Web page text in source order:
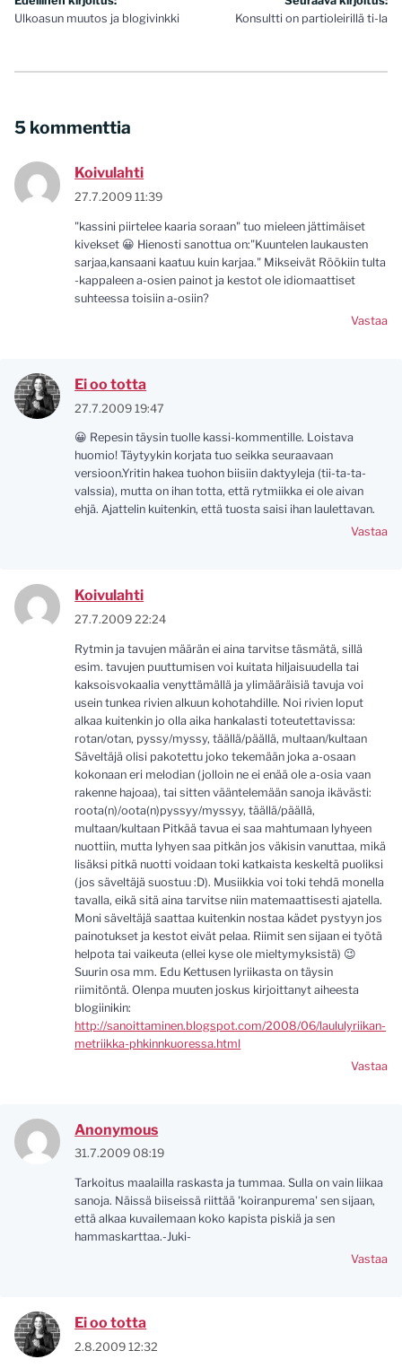
selaus
Ulkoasun muutos ja blogivinkki
Konsultti on partioleirillä ti-la
5 kommenttia
Koivulahti
27.7.2009 11:39
"kassini piirtelee kaaria soraan" tuo mieleen jättimäiset
kivekset 😀 Hienosti sanottua on:"Kuuntelen laukausten
sarjaa,kansaani kaatuu kuin karjaa." Mikseivät Röökiin tulta
-kappaleen a-osien painot ja kestot ole idiomaattiset
suhteessa toisiin a-osiin?
Vastaa
Ei oo totta
27.7.2009 19:47
😀 Repesin täysin tuolle kassi-kommentille. Loistava
huomio! Täytyykin korjata tuo seikka seuraavaan
versioon.Yritin hakea tuohon biisiin daktyyleja (tii-ta-ta-
valssia), mutta on ihan totta, että rytmiikka ei ole aivan
ehjä. Ajattelin kuitenkin, että tuosta saisi ihan laulettavan.
Vastaa
Koivulahti
27.7.2009 22:24
Rytmin ja tavujen määrän ei aina tarvitse täsmätä, sillä
esim. tavujen puuttumisen voi kuitata hiljaisuudella tai
kaksoisvokaalia venyttämällä ja ylimääräisiä tavuja voi
usein tunkea rivien alkuun kohotahdille. Noi rivien loput
alkaa kuitenkin jo olla aika hankalasti toteutettavissa:
rotan/otan, pyssy/myssy, täällä/päällä, multaan/kultaan
Säveltäjä olisi pakotettu joko tekemään joka a-osaan
kokonaan eri melodian (jolloin ne ei enää ole a-osia vaan
rakenne hajoaa), tai sitten vääntelemään sanoja ikävästi:
roota(n)/oota(n)pyssyy/myssyy, täällä/päällä,
multaan/kultaan Pitkää tavua ei saa mahtumaan lyhyeen
nuottiin, mutta lyhyen saa pitkän jos väkisin vanuttaa, mikä
lisäksi pitkä nuotti voidaan toki katkaista keskeltä puoliksi
(jos säveltäjä suostuu :D). Musiikkia voi toki tehdä monella
tavalla, eikä sitä aina tarvitse niin matemaattisesti ajatella.
Moni säveltäjä saattaa kuitenkin nostaa kädet pystyyn jos
painotukset ja kestot eivät pelaa. Riimit sen sijaan ei työtä
helpota tai vaikeuta (ellei kyse ole mieltymyksistä) 😉
Suurin osa mm. Edu Kettusen lyriikasta on täysin
riimitöntä. Olenpa muuten joskus kirjoittanyt aiheesta
blogiinikin:
http://sanoittaminen.blogspot.com/2008/06/laululyriikan-
metriikka-phkinnkuoressa.html
Vastaa
Anonymous
31.7.2009 08:19
Tarkoitus maalailla raskasta ja tummaa. Sulla on vain liikaa
sanoja. Näissä biiseissä riittää 'koiranpurema' sen sijaan,
että alkaa kuvailemaan koko kapista piskiä ja sen
hammaskarttaa.-Juki-
Vastaa
Ei oo totta
2.8.2009 12:32